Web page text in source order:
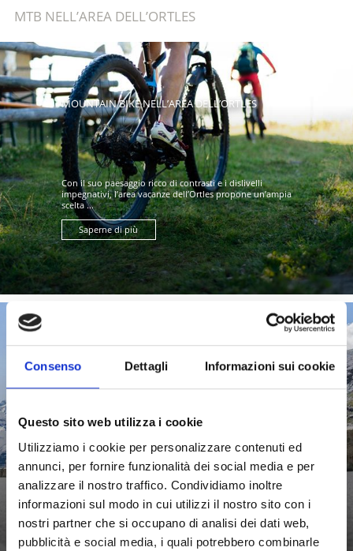
Consenso Dettagli Informazioni sui cookie
Questo sito web utilizza i cookie
Utilizziamo i cookie per personalizzare contenuti ed
annunci, per fornire funzionalità dei social media e per
analizzare il nostro traffico. Condividiamo inoltre
informazioni sul modo in cui utilizzi il nostro sito con i
nostri partner che si occupano di analisi dei dati web,
pubblicità e social media, i quali potrebbero combinarle
MTB NELL’AREA DELL’ORTLES
MOUNTAIN BIKE NELL’AREA DELL’ORTLES
Con il suo paesaggio ricco di contrasti e i dislivelli
impegnativi, l’area vacanze dell’Ortles propone un’ampia
scelta ...
Saperne di più
BICI NELL’AREA DELL’ORTLES
Sulden Climb e Stelvio Tour: pedalare nell’area
dell’Ortles significa scoprire paesaggi sempre nuovi. Con
i suoi ...
Saperne di più